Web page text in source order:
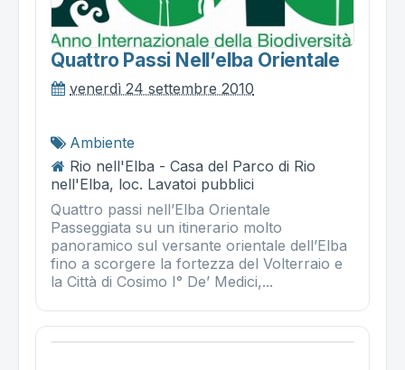
Quattro Passi Nell’elba Orientale
venerdì 24 settembre 2010
Ambiente
Rio nell'Elba - Casa del Parco di Rio
nell'Elba, loc. Lavatoi pubblici
Quattro passi nell’Elba Orientale
Passeggiata su un itinerario molto
panoramico sul versante orientale dell’Elba
fino a scorgere la fortezza del Volterraio e
la Città di Cosimo I° De’ Medici,...